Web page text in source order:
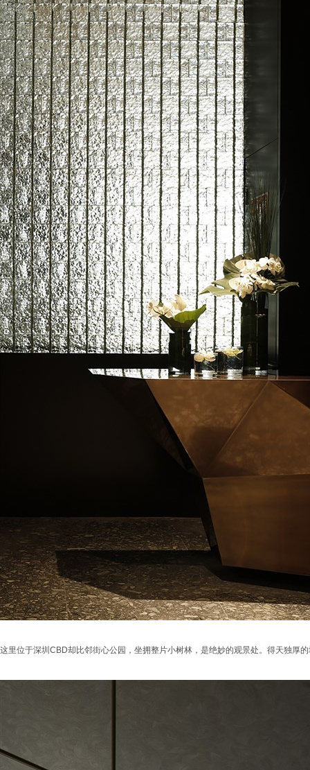
这里位于深圳CBD却比邻街心公园，坐拥整片小树林，是绝妙的观景处。得天独厚